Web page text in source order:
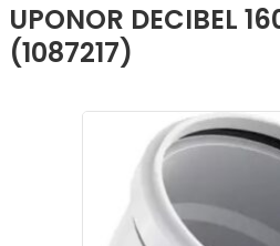
UPONOR DECIBEL
(1087217)